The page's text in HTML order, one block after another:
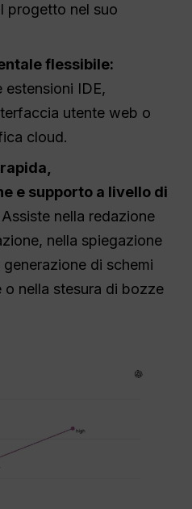
progetto nel suo
flessibile:
estensioni IDE,
utente web o
cloud.
,
e supporto a livello di
Assiste nella redazione
nella spiegazione
di schemi
nella stesura di bozze